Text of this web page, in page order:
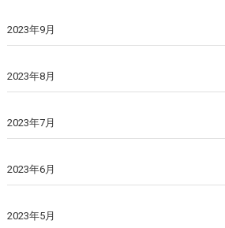
2023年9月
2023年8月
2023年7月
2023年6月
2023年5月